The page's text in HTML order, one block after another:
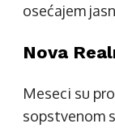
osećajem
Nova
Meseci su
sopstvenom